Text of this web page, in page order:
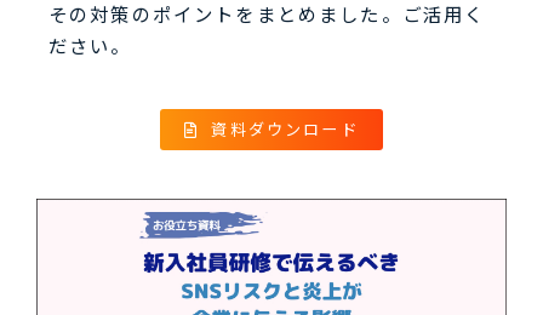
その対策のポイントをまとめました。ご活用く
ださい。
資料ダウンロード